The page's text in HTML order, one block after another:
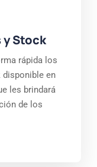
Stock
rápida los
en
les brindará
de los